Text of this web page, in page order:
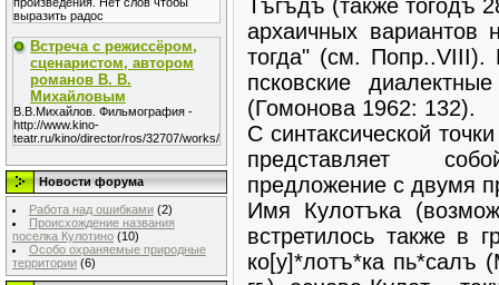
выразить радос
Встреча с режиссёром,
сценаристом, автором
романов В. В.
Михайловым
В.В.Михайлов. Фильмография -
http://www.kino-
teatr.ru/kino/director/ros/32707/works/
Новости форума
Работа над ошибками (2)
Происхождение названия
поселка Кулотино (10)
Особо охраняемые природные
территории (6)
Тъгъдъ (также тогодъ
архаичных вариантов
тогда" (см. Попр..VIII).
псковские
(Гомонова 1962: 132).
С синтаксической
представляет
предложение с двумя
Имя Кулотъка
встретилось также
ко[у]*лотъ*ка